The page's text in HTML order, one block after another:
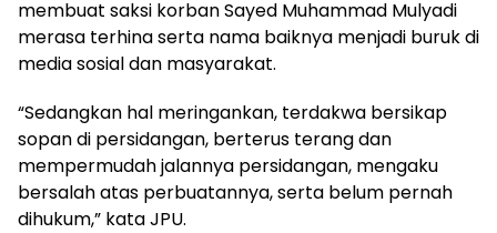
membuat saksi korban Sayed Muhammad Mulyadi
merasa terhina serta nama baiknya menjadi buruk di
media sosial dan masyarakat.
“Sedangkan hal meringankan, terdakwa bersikap
sopan di persidangan, berterus terang dan
mempermudah jalannya persidangan, mengaku
bersalah atas perbuatannya, serta belum pernah
dihukum,” kata JPU.